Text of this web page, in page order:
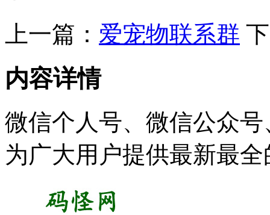
上一篇： 爱宠物联系群
内容详情
微信个人号、微信公众
为广大用户提供最新最